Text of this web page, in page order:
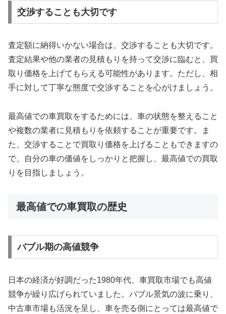
交渉することも大切です
査定額に納得いかない場合は、交渉することも大切です。
査定結果や他の業者の見積もりを持って交渉に臨むと、買
取り価格を上げてもらえる可能性があります。ただし、相
手に対して丁寧な態度で交渉することを心がけましょう。
最高値での車買取をするためには、車の状態を整えること
や複数の業者に見積もりを依頼することが重要です。ま
た、交渉することで買取り価格を上げることもできますの
で、自分の車の価値をしっかりと把握し、最高値での買取
りを目指しましょう。
最高値での車買取の歴史
バブル期の高値競争
日本の経済が好調だった1980年代、車買取市場でも高値
競争が繰り広げられていました。バブル景気の波に乗り、
中古車市場も活況を呈し、車を売る側にとっては最高値で